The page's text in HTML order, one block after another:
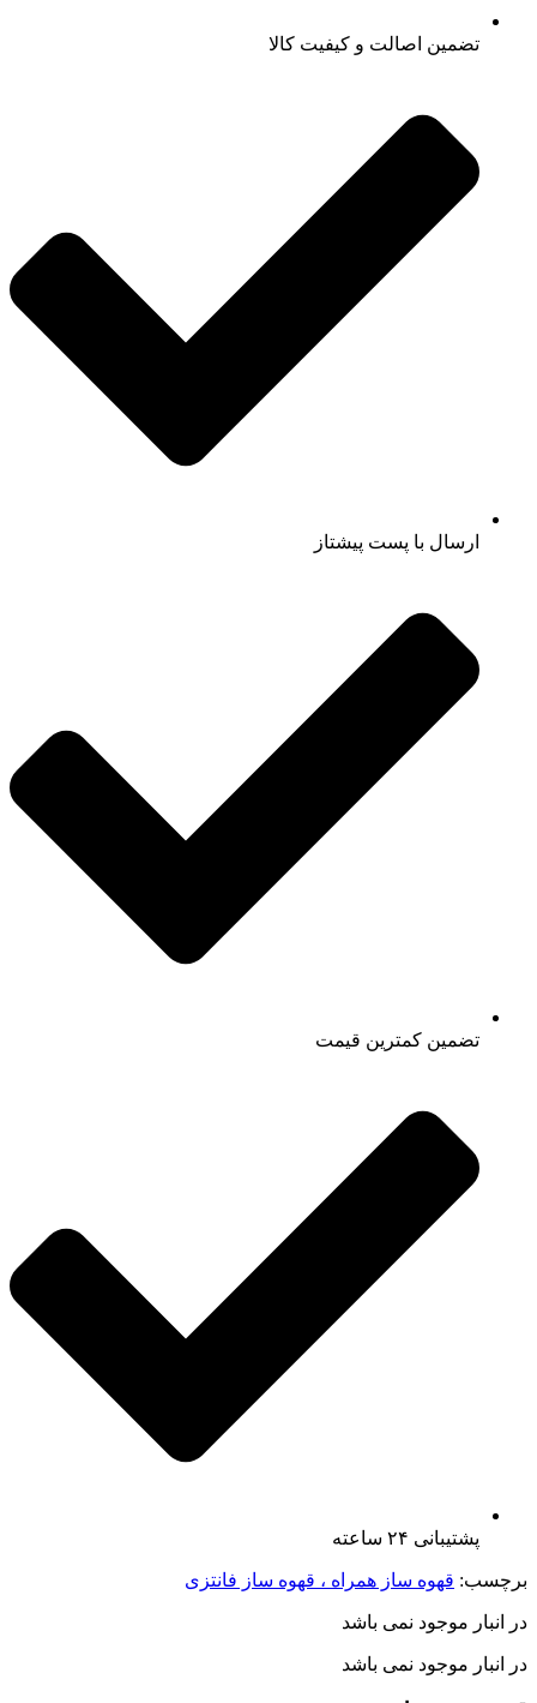
تضمین اصالت و کیفیت کالا
ارسال با پست پیشتاز
تضمین کمترین قیمت
پشتیبانی ۲۴ ساعته
برچسب: قهوه ساز همراه ، قهوه ساز فانتزی
در انبار موجود نمی باشد
در انبار موجود نمی باشد